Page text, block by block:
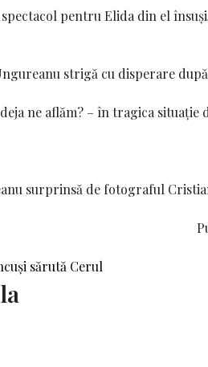
spectacol pentru Elida din el
strigă cu disperare
deja ne aflăm? – în tragica
surprinsă de fotograful
sărută Cerul